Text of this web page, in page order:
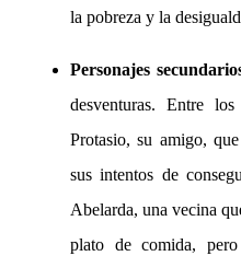
la pobreza y la
Personajes
desventuras. Entre los
Protasio, su amigo,
sus intentos de
Abelarda, una vecina
plato de comida,